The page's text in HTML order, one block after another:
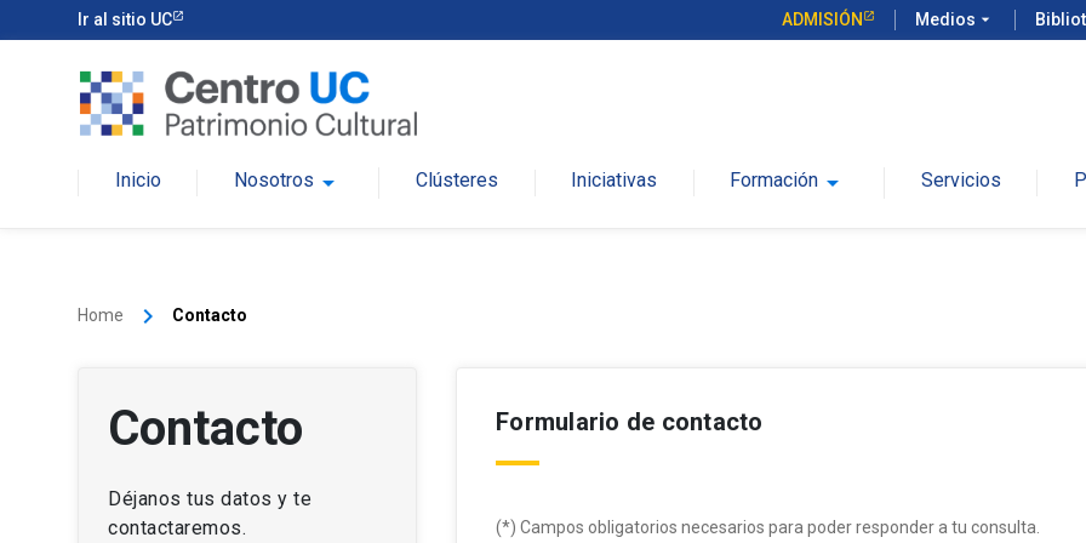
Ir al sitio UC ADMISIÓN Medios arrow_drop_down
Inicio Nosotros arrow_drop_down Clústeres Iniciativas Formación arrow_drop_down Servicios
Home keyboard_arrow_right Contacto
Contacto
Déjanos tus datos y te
contactaremos.
Formulario de contacto
(*) Campos obligatorios necesarios para poder responder a tu consulta.